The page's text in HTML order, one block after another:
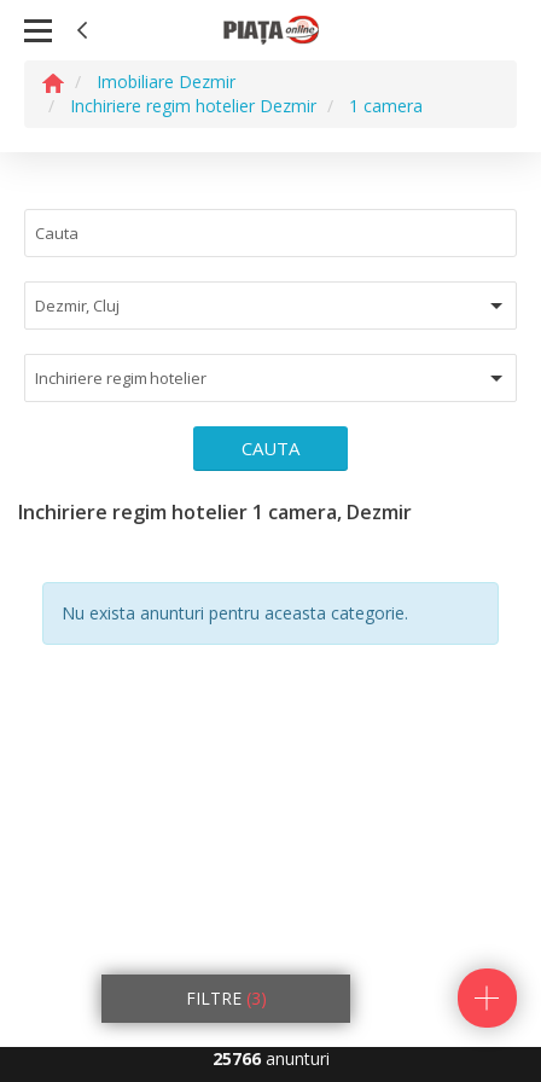
Imobiliare Dezmir
Inchiriere regim hotelier Dezmir
1 camera
Dezmir, Cluj
Inchiriere regim hotelier
CAUTA
Inchiriere regim hotelier 1 camera, Dezmir
Nu exista anunturi pentru aceasta categorie.
FILTRE (3)
25766anunturi